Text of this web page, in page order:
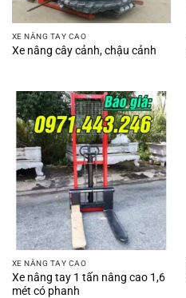
XE NÂNG TAY CAO
Xe nâng cây cảnh, chậu cảnh
XE NÂNG TAY CAO
Xe nâng tay 1 tấn nâng cao 1,6
mét có phanh